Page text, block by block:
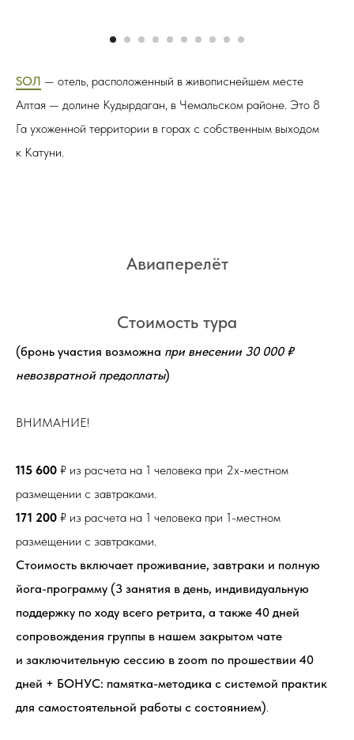
SOЛ — отель, расположенный в живописнейшем месте
Алтая — долине Кудырдаган, в Чемальском районе. Это 8
Га ухоженной территории в горах с собственным выходом
к Катуни.
Авиаперелёт
Стоимость тура
(бронь участия возможна при внесении 30 000 ₽
невозвратной предоплаты)
ВНИМАНИЕ!
115 600 ₽ из расчета на 1 человека при 2х-местном
размещении с завтраками.
171 200 ₽ из расчета на 1 человека при 1-местном
размещении с завтраками.
Cтоимость включает проживание, завтраки и полную
йога-программу (3 занятия в день, индивидуальную
поддержку по ходу всего ретрита, а также 40 дней
сопровождения группы в нашем закрытом чате
и заключительную сессию в zoom по прошествии 40
дней + БОНУС: памятка-методика с системой практик
для самостоятельной работы с состоянием).